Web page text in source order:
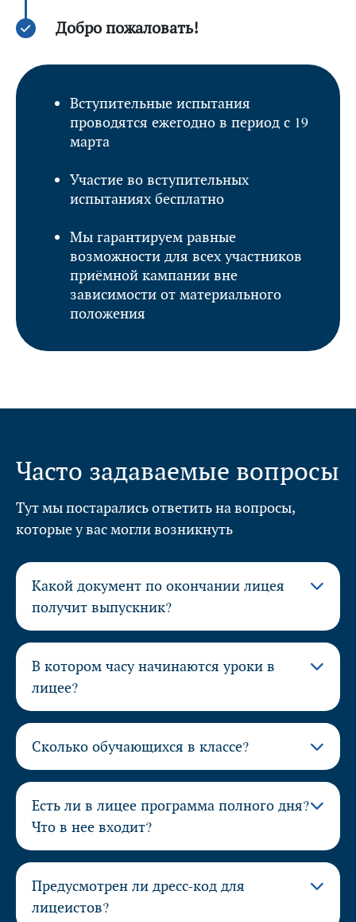
Добро пожаловать!
Вступительные испытания
проводятся ежегодно в период с 19
марта
Участие во вступительных
испытаниях бесплатно
Мы гарантируем равные
возможности для всех участников
приёмной кампании вне
зависимости от материального
положения
Часто задаваемые вопросы
Тут мы постарались ответить на вопросы,
которые у вас могли возникнуть
Какой документ по окончании лицея
получит выпускник?
В котором часу начинаются уроки в
лицее?
Сколько обучающихся в классе?
Есть ли в лицее программа полного дня?
Что в нее входит?
Предусмотрен ли дресс-код для
лицеистов?